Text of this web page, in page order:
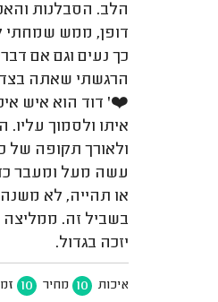
הלב. הסבלנות
דופן, ממש שמחתי
כך נעים וגם אם
הרגשתי שאתה
❤️' דוד הוא איש
איתו ולסמוך עליו.
ולאורך תקופה של
עשה מעל ומעבר
או תהייה, לא
בשביל זה. ממליצה
יזכה בגדול.
איכות 10 מחיר 10